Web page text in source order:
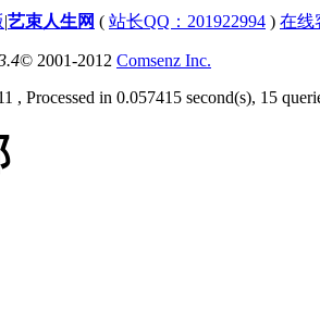
|艺束人生网 ( 站长QQ：201922994 ) 在线
© 2001-2012 Comsenz Inc.
, Processed in 0.057415 second(s), 15